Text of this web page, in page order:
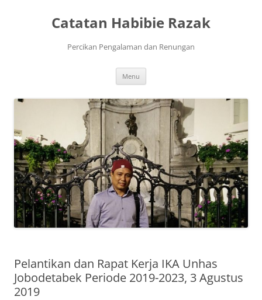
Catatan Habibie Razak
Percikan Pengalaman dan Renungan
Menu
Pelantikan dan Rapat Kerja IKA Unhas
Jobodetabek Periode 2019-2023, 3 Agustus
2019